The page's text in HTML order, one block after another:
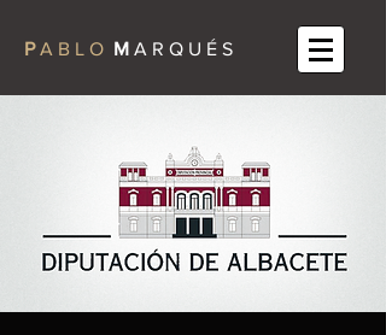
PA B L O M A R Q U É S